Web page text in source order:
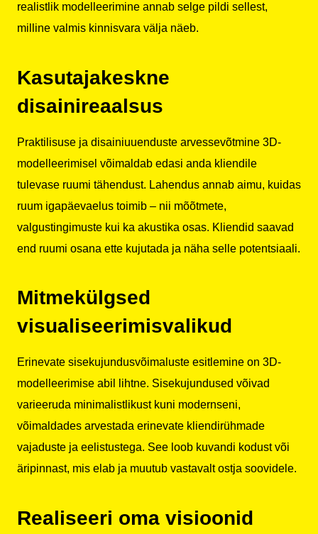
realistlik modelleerimine annab selge pildi sellest,
milline valmis kinnisvara välja näeb.
Kasutajakeskne
disainireaalsus
Praktilisuse ja disainiuuenduste arvessevõtmine 3D-
modelleerimisel võimaldab edasi anda kliendile
tulevase ruumi tähendust. Lahendus annab aimu, kuidas
ruum igapäevaelus toimib – nii mõõtmete,
valgustingimuste kui ka akustika osas. Kliendid saavad
end ruumi osana ette kujutada ja näha selle potentsiaali.
Mitmekülgsed
visualiseerimisvalikud
Erinevate sisekujundusvõimaluste esitlemine on 3D-
modelleerimise abil lihtne. Sisekujundused võivad
varieeruda minimalistlikust kuni modernseni,
võimaldades arvestada erinevate kliendirühmade
vajaduste ja eelistustega. See loob kuvandi kodust või
äripinnast, mis elab ja muutub vastavalt ostja soovidele.
Realiseeri oma visioonid